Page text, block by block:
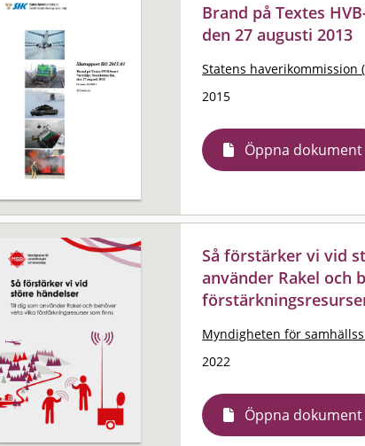
Brand på Textes
den 27 augusti 2013
Statens haverikommission
2015
Öppna dokument
Så förstärker vi vid
använder Rakel och
Myndigheten för
2022
Öppna dokument